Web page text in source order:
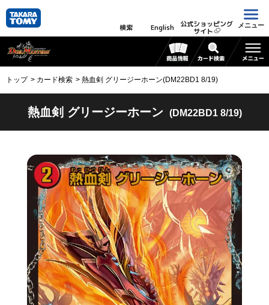
検索 English 公式ショッピング
サイト
メニュー
トップ カード検索 熱血剣 グリージーホーン(DM22BD1 8/19)
熱血剣 グリージーホーン (DM22BD1 8/19)